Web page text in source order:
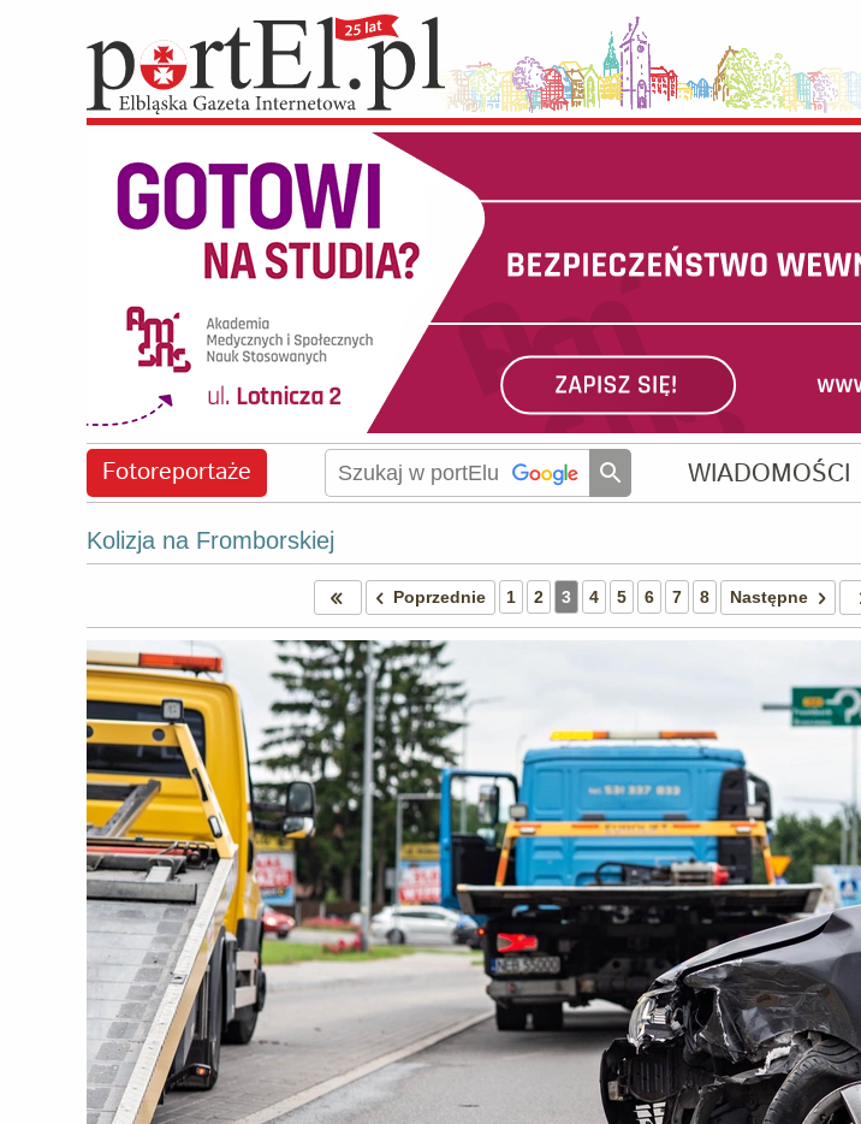
Fotoreportaże WIADOMOŚCI
Kolizja na Fromborskiej
Poprzednie 1 2 3 4 5 6 7 8 Następne